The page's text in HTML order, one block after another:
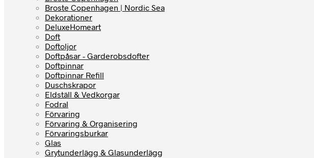
Broste Copenhagen | Nordic Sea
Dekorationer
DeluxeHomeart
Doft
Doftoljor
Doftpåsar - Garderobsdofter
Doftpinnar
Doftpinnar Refill
Duschskrapor
Eldställ & Vedkorgar
Fodral
Förvaring
Förvaring & Organisering
Förvaringsburkar
Glas
Grytunderlägg & Glasunderlägg